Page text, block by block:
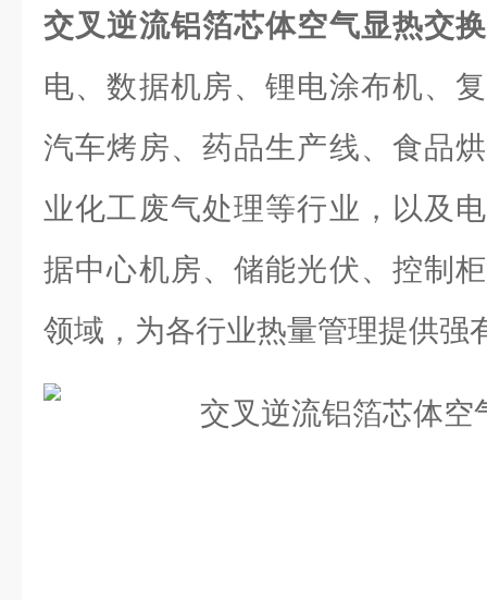
交叉逆流铝箔芯体空气显热交
电、数据机房、锂电涂布机、
汽车烤房、药品生产线、食品
业化工废气处理等行业，以及
据中心机房、储能光伏、控制
领域，为各行业热量管理提供强